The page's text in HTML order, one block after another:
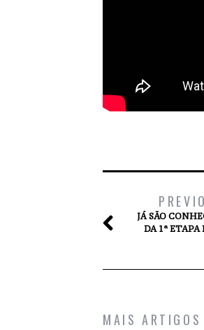
JÁ SÃO
DA 1ª ETAPA
MAIS